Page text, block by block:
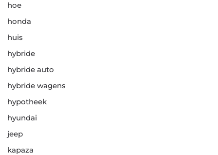
hoe
honda
huis
hybride
hybride auto
hybride wagens
hypotheek
hyundai
jeep
kapaza